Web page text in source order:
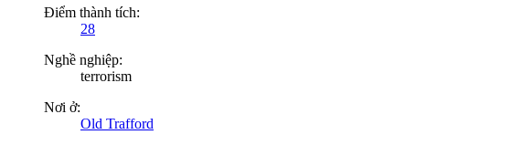
Điểm thành tích:
28
Nghề nghiệp:
terrorism
Nơi ở:
Old Trafford